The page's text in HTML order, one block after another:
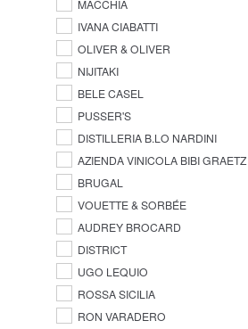
MACCHIA
IVANA CIABATTI
OLIVER & OLIVER
NIJITAKI
BELE CASEL
PUSSER'S
DISTILLERIA B.LO NARDINI
AZIENDA VINICOLA BIBI GRAETZ
BRUGAL
VOUETTE & SORBÉE
AUDREY BROCARD
DISTRICT
UGO LEQUIO
ROSSA SICILIA
RON VARADERO